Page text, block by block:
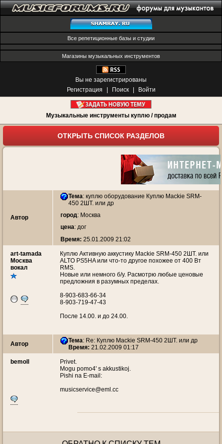
Все репетиционные базы и студии
Магазины музыкальных инструментов
Вы не зарегистрированы
Регистрация
Поиск Войти
Музыкальные инструменты куплю / продам
ОТКРЫТЬ СПИСОК РАЗДЕЛОВ
Автор
Тема: куплю оборудование Куплю Mackie SRM-
450 2ШТ. или др
город: Москва
цена: дог
Время: 25.01.2009 21:02
art-tamada
Москва
вокал
Куплю Активную аккустику Mackie SRM-450 2ШТ. или
ALTO PS5HA или что-то другое похожее от 400 Вт
RMS.
Новые или немного б/у. Расмотрю любые ценовые
предложния в разумных пределах.
8-903-683-66-34
8-903-719-47-43
После 14.00. и до 24.00.
Автор Тема: Re: Куплю Mackie SRM-450 2ШТ. или др
Время: 21.02.2009 01:17
bemoll
Privet.
Mogu pomo4' s akkustikoj.
Pishi na E-mail:
musicservice@eml.cc